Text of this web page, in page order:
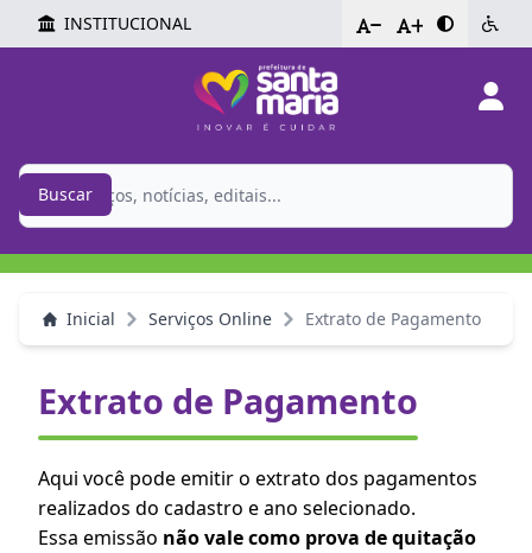
INSTITUCIONAL - +
Buscar
Inicial Serviços Online Extrato de Pagamento
Extrato de Pagamento
Aqui você pode emitir o extrato dos pagamentos
realizados do cadastro e ano selecionado.
Essa emissão não vale como prova de quitação